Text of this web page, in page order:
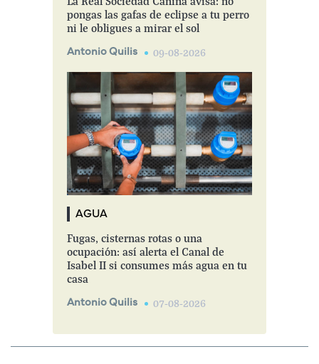
pongas las gafas de eclipse a tu perro
ni le obligues a mirar el sol
Antonio Quilis 09-08-2026
AGUA
Fugas, cisternas rotas o una
ocupación: así alerta el Canal de
Isabel II si consumes más agua en tu
casa
Antonio Quilis 07-08-2026